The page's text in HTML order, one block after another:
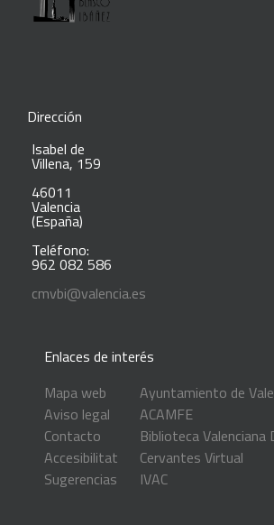
Dirección
Isabel de
Villena, 159
46011
Valencia
(España)
Teléfono:
962 082 586
cmvbi@valencia.es
Enlaces de interés
Mapa web
Aviso legal
Contacto
Accesibilitat
Sugerencias
Ayuntamiento de
ACAMFE
Biblioteca Valenciana
Cervantes Virtual
IVAC